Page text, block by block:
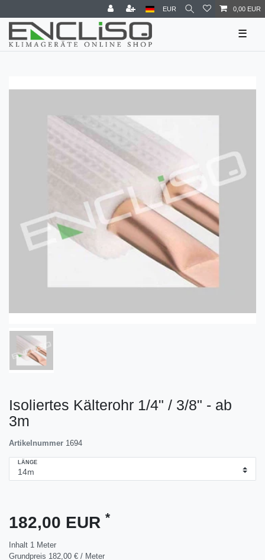
EUR 0,00 EUR
☰
Isoliertes Kälterohr 1/4" / 3/8" - ab
3m
Artikelnummer 1694
LÄNGE
182,00 EUR *
Inhalt 1 Meter
Grundpreis 182,00 € / Meter